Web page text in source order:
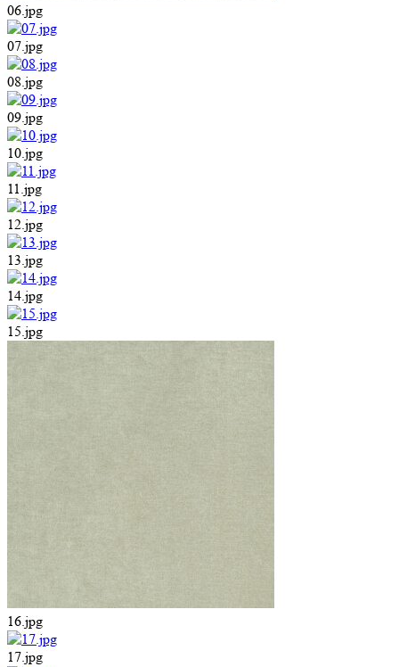
06.jpg
07.jpg
08.jpg
09.jpg
10.jpg
11.jpg
12.jpg
13.jpg
14.jpg
15.jpg
16.jpg
17.jpg